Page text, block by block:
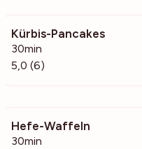
Kürbis-Pancakes
30min
5,0 (6)
Hefe-Waffeln
30min